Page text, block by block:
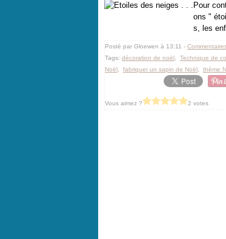
Pour
ons "
s, les
Posté par Gloewen à 13:11 -
Tags: décoration de noël Technique de
Noël
fabriquer un sapin de Noël thème
Vous aimez ? 2 votes